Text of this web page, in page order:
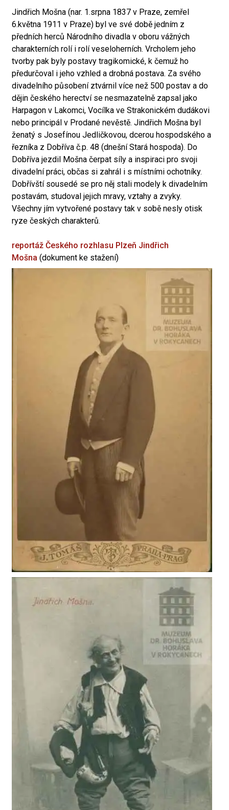
Jindřich Mošna (nar. 1.srpna 1837 v Praze, zemřel
6.května 1911 v Praze) byl ve své době jedním z
předních herců Národního divadla v oboru vážných
charakterních rolí i rolí veseloherních. Vrcholem jeho
tvorby pak byly postavy tragikomické, k čemuž ho
předurčoval i jeho vzhled a drobná postava. Za svého
divadelního působení ztvárnil více než 500 postav a do
dějin českého herectví se nesmazatelně zapsal jako
Harpagon v Lakomci, Vocílka ve Strakonickém dudákovi
nebo principál v Prodané nevěstě. Jindřich Mošna byl
ženatý s Josefínou Jedličkovou, dcerou hospodského a
řezníka z Dobříva č.p. 48 (dnešní Stará hospoda). Do
Dobříva jezdil Mošna čerpat síly a inspiraci pro svoji
divadelní práci, občas si zahrál i s místními ochotníky.
Dobřívští sousedé se pro něj stali modely k divadelním
postavám, studoval jejich mravy, vztahy a zvyky.
Všechny jím vytvořené postavy tak v sobě nesly otisk
ryze českých charakterů.
reportáž Českého rozhlasu Plzeň Jindřich
Mošna (dokument ke stažení)